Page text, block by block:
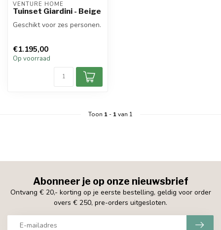
VENTURE HOME
Tuinset Giardini - Beige
Geschikt voor zes personen.
€1.195,00
Op voorraad
Toon 1- 1van 1
Abonneer je op onze nieuwsbrief
Ontvang € 20,- korting op je eerste bestelling, geldig voor order
overs € 250, pre-orders uitgesloten.